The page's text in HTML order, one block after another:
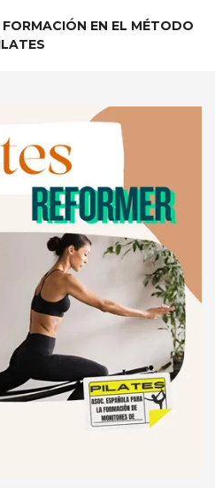
EN EL MÉTODO